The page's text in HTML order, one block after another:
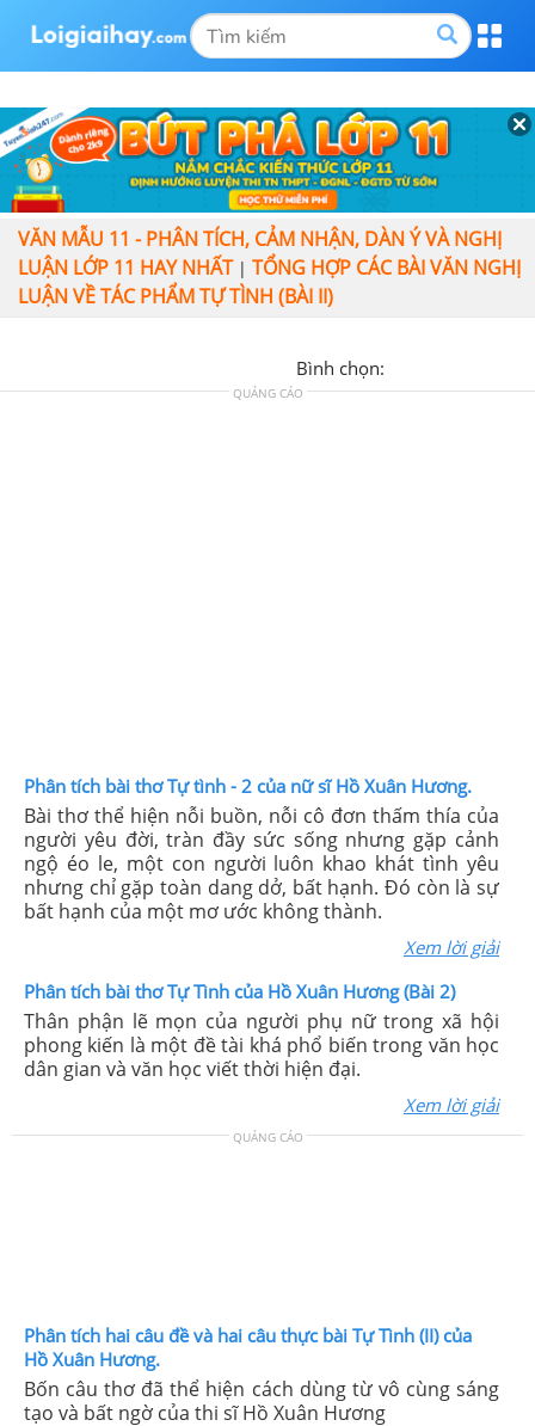
VĂN MẪU 11 - PHÂN TÍCH, CẢM NHẬN, DÀN Ý VÀ NGHỊ
LUẬN LỚP 11 HAY NHẤT| TỔNG HỢP CÁC BÀI VĂN NGHỊ
LUẬN VỀ TÁC PHẨM TỰ TÌNH (BÀI II)
Bình chọn:
QUẢNG CÁO
Phân tích bài thơ Tự tình - 2 của nữ sĩ Hồ Xuân Hương.
Bài thơ thể hiện nỗi buồn, nỗi cô đơn thấm thía của
người yêu đời, tràn đầy sức sống nhưng gặp cảnh
ngộ éo le, một con người luôn khao khát tình yêu
nhưng chỉ gặp toàn dang dở, bất hạnh. Đó còn là sự
bất hạnh của một mơ ước không thành.
Xem lời giải
Phân tích bài thơ Tự Tình của Hồ Xuân Hương (Bài 2)
Thân phận lẽ mọn của người phụ nữ trong xã hội
phong kiến là một đề tài khá phổ biến trong văn học
dân gian và văn học viết thời hiện đại.
Xem lời giải
QUẢNG CÁO
Phân tích hai câu đề và hai câu thực bài Tự Tình (II) của
Hồ Xuân Hương.
Bốn câu thơ đã thể hiện cách dùng từ vô cùng sáng
tạo và bất ngờ của thi sĩ Hồ Xuân Hương